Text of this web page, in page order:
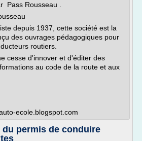
Pass Rousseau .
depuis 1937, cette société est la
des ouvrages pédagogiques pour
routiers.
cesse d'innover et d'éditer des
au code de la route et aux
ecole.blogspot.com
du permis de conduire